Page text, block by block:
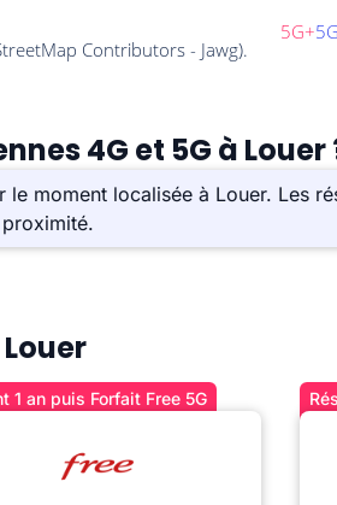
4G et 5G à Louer
moment localisée à Louer. Les
1 an puis Forfait Free 5G